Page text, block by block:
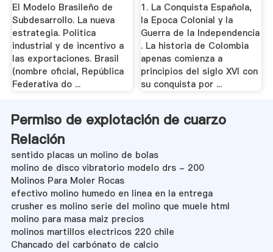
El Modelo Brasileño de
Subdesarrollo. La nueva
estrategia. Politica
industrial y de incentivo a
las exportaciones. Brasil
(nombre oficial, República
Federativa do ...
1. La Conquista Española,
la Epoca Colonial y la
Guerra de la Independencia
. La historia de Colombia
apenas comienza a
principios del siglo XVI con
su conquista por ...
Permiso de explotación de cuarzo
Relación
sentido placas un molino de bolas
molino de disco vibratorio modelo drs - 200
Molinos Para Moler Rocas
efectivo molino humedo en linea en la entrega
crusher es molino serie del molino que muele html
molino para masa maiz precios
molinos martillos electricos 220 chile
Chancado del carbónato de calcio